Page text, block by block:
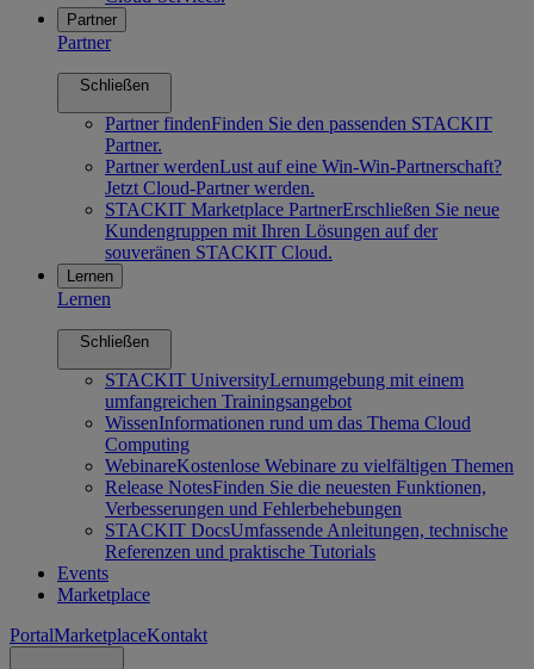
Partner
Partner
Schließen
Partner findenFinden Sie den passenden STACKIT
Partner.
Partner werdenLust auf eine Win-Win-Partnerschaft?
Jetzt Cloud-Partner werden.
STACKIT Marketplace PartnerErschließen Sie neue
Kundengruppen mit Ihren Lösungen auf der
souveränen STACKIT Cloud.
Lernen
Lernen
Schließen
STACKIT UniversityLernumgebung mit einem
umfangreichen Trainingsangebot
WissenInformationen rund um das Thema Cloud
Computing
WebinareKostenlose Webinare zu vielfältigen Themen
Release NotesFinden Sie die neuesten Funktionen,
Verbesserungen und Fehlerbehebungen
STACKIT DocsUmfassende Anleitungen, technische
Referenzen und praktische Tutorials
Events
Marketplace
PortalMarketplaceKontakt